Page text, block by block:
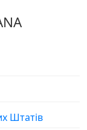
Штатів